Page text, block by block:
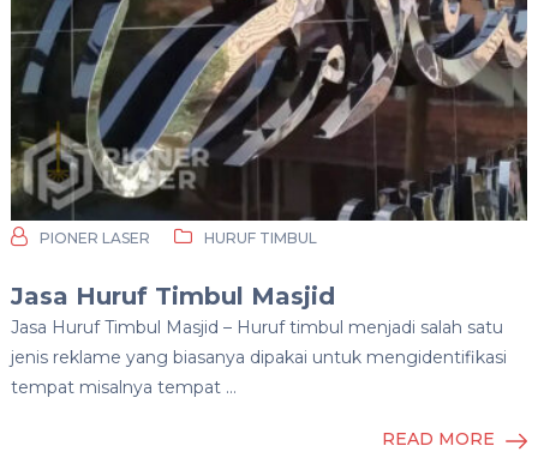
PIONER LASER HURUF TIMBUL
Jasa Huruf Timbul Masjid
Jasa Huruf Timbul Masjid – Huruf timbul menjadi salah satu
jenis reklame yang biasanya dipakai untuk mengidentifikasi
tempat misalnya tempat …
READ MORE